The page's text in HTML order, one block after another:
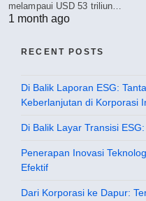
melampaui USD 53 triliun…
1 month ago
RECENT POSTS
Di Balik Laporan ESG:
Keberlanjutan di Korporasi
Di Balik Layar Transisi
Penerapan Inovasi
Efektif
Dari Korporasi ke Dapur: